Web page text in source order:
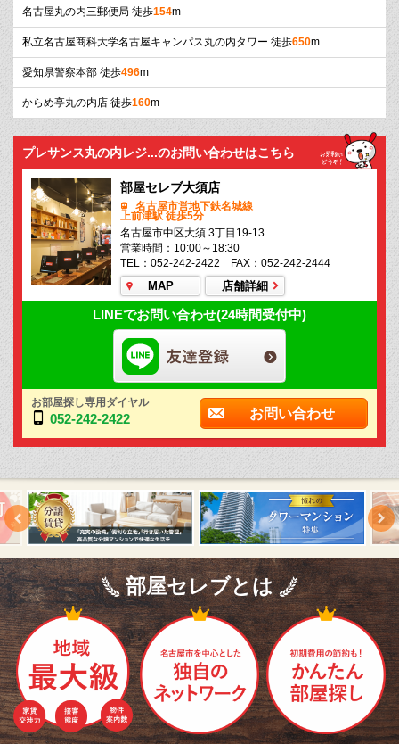
名古屋丸の内三郵便局 徒歩154m
私立名古屋商科大学名古屋キャンパス丸の内タワー 徒歩650m
愛知県警察本部 徒歩496m
からめ亭丸の内店 徒歩160m
プレサンス丸の内レジ...のお問い合わせはこちら
部屋セレブ大須店
名古屋市営地下鉄名城線
上前津駅 徒歩5分
名古屋市中区大須 3丁目19-13
営業時間：10:00～18:30
TEL：052-242-2422 FAX：052-242-2444
MAP 店舗詳細
LINEでお問い合わせ(24時間受付中)
お部屋探し専用ダイヤル
052-242-2422 お問い合わせ
部屋セレブとは